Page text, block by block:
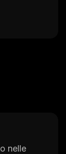
nelle